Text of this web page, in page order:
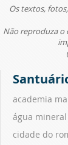
Os textos,
Não reproduza o
academia
água
cidade do